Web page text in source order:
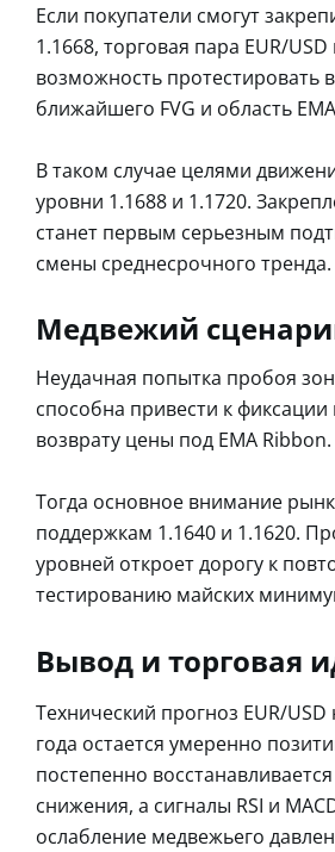
Если покупатели смогут
1.1668, торговая пара EUR/
возможность протестировать
ближайшего FVG и область
В таком случае целями
уровни 1.1688 и 1.1720.
станет первым серьезным
смены среднесрочного тренда.
Медвежий
Неудачная попытка пробоя
способна привести к
возврату цены под EMA Ribbon.
Тогда основное внимание
поддержкам 1.1640 и 1.1620.
уровней откроет дорогу к
тестированию майских
Вывод и торговая
Технический прогноз EUR/
года остается умеренно
постепенно
снижения, а сигналы RSI и
ослабление медвежьего